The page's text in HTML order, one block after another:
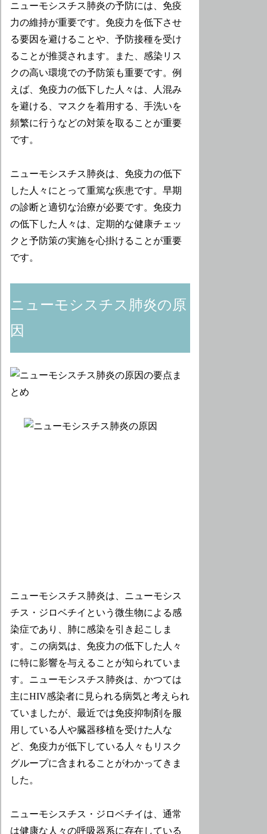
ニューモシスチス肺炎の予防には、免疫
力の維持が重要です。免疫力を低下させ
る要因を避けることや、予防接種を受け
ることが推奨されます。また、感染リス
クの高い環境での予防策も重要です。例
えば、免疫力の低下した人々は、人混み
を避ける、マスクを着用する、手洗いを
頻繁に行うなどの対策を取ることが重要
です。
ニューモシスチス肺炎は、免疫力の低下
した人々にとって重篤な疾患です。早期
の診断と適切な治療が必要です。免疫力
の低下した人々は、定期的な健康チェッ
クと予防策の実施を心掛けることが重要
です。
ニューモシスチス肺炎の原
因
ニューモシスチス肺炎は、ニューモシス
チス・ジロベチイという微生物による感
染症であり、肺に感染を引き起こしま
す。この病気は、免疫力の低下した人々
に特に影響を与えることが知られていま
す。ニューモシスチス肺炎は、かつては
主にHIV感染者に見られる病気と考えられ
ていましたが、最近では免疫抑制剤を服
用している人や臓器移植を受けた人な
ど、免疫力が低下している人々もリスク
グループに含まれることがわかってきま
した。
ニューモシスチス・ジロベチイは、通常
は健康な人々の呼吸器系に存在している